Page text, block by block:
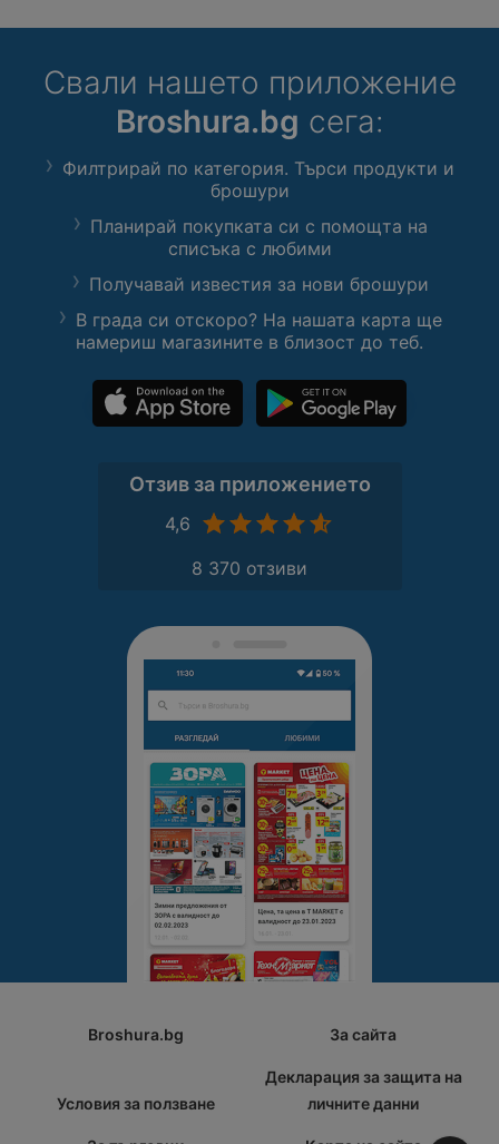
Свали нашето приложение
Broshura.bg сега:
Филтрирай по категория. Търси продукти и
брошури
Планирай покупката си с помощта на
списъка с любими
Получавай известия за нови брошури
В града си отскоро? На нашата карта ще
намериш магазините в близост до теб.
Отзив за приложението
4,6
8 370 отзиви
Broshura.bg За сайта
Условия за ползване
Декларация за защита на
личните данни